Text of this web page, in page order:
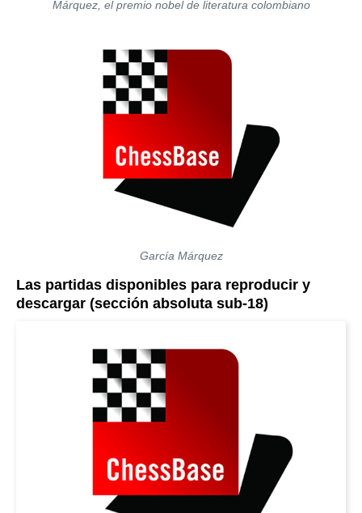
Márquez, el premio nobel de literatura colombiano
García Márquez
Las partidas disponibles para reproducir y
descargar (sección absoluta sub-18)